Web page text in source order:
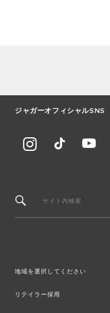
ジャガーオフィシャルSNS
サイト内検索
地域を選択してください
リテイラー採用